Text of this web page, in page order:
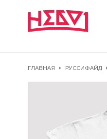
ГЛАВНАЯ РУССИФАЙД